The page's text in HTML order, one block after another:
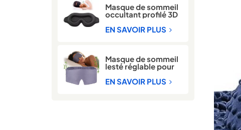
Masque de sommeil
occultant profilé 3D
avec mousse à
mémoire de forme
EN SAVOIR PLUS
Masque de sommeil
lesté réglable pour
hommes et femmes
EN SAVOIR PLUS